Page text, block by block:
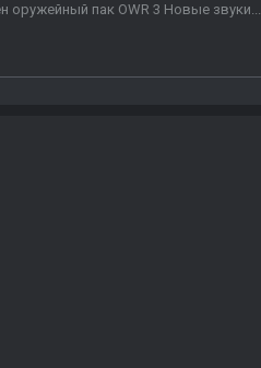
пак OWR 3 Новые звуки...